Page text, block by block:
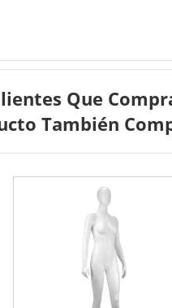
Que
También